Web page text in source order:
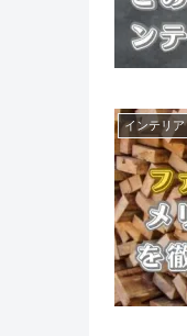
インテリア